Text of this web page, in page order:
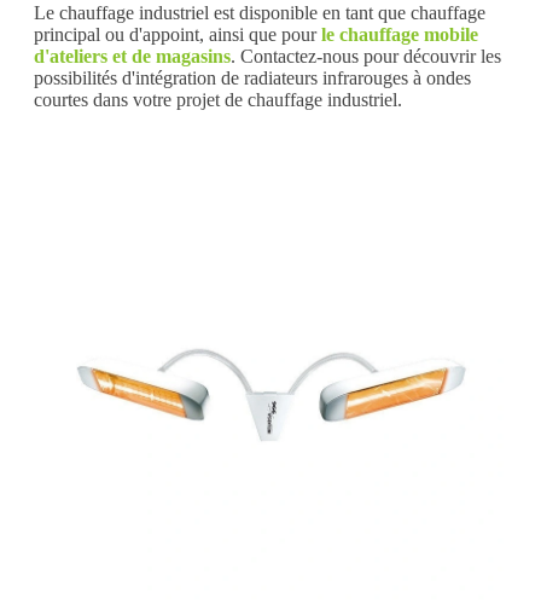
Le chauffage industriel est disponible en tant que chauffage
principal ou d'appoint, ainsi que pourle chauffage mobile
d'ateliers et de magasins. Contactez-nous pour découvrir les
possibilités d'intégration de radiateurs infrarouges à ondes
courtes dans votre projet de chauffage industriel.